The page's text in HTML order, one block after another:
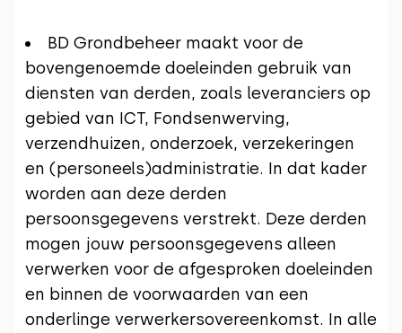
BD Grondbeheer maakt voor de
bovengenoemde doeleinden gebruik van
diensten van derden, zoals leveranciers op
gebied van ICT, Fondsenwerving,
verzendhuizen, onderzoek, verzekeringen
en (personeels)administratie. In dat kader
worden aan deze derden
persoonsgegevens verstrekt. Deze derden
mogen jouw persoonsgegevens alleen
verwerken voor de afgesproken doeleinden
en binnen de voorwaarden van een
onderlinge verwerkersovereenkomst. In alle